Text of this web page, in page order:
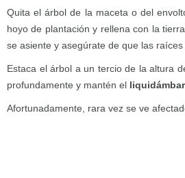
Quita el árbol de la maceta o del
hoyo de plantación y rellena con la
se asiente y asegúrate de que las
Estaca el árbol a un tercio de la altura
profundamente y mantén el liquidámbar
Afortunadamente, rara vez se ve